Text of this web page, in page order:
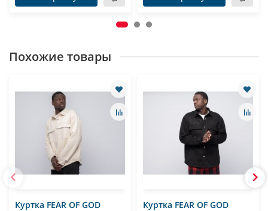
Похожие товары
Куртка FEAR OF GOD Куртка FEAR OF GOD